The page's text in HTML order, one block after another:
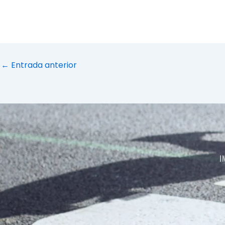
← Entrada anterior